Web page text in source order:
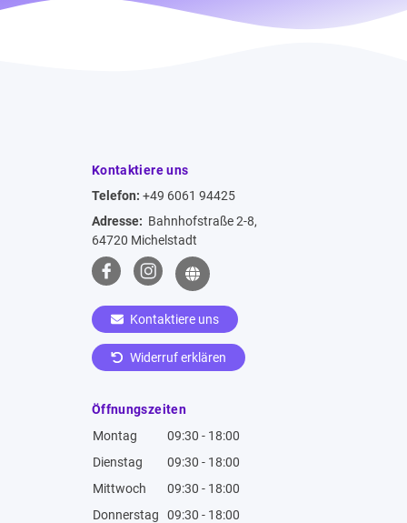
Kontaktiere uns
Telefon: +49 6061 94425
Adresse: Bahnhofstraße 2-8,
64720 Michelstadt
Kontaktiere uns
Widerruf erklären
Öffnungszeiten
Montag
09:30 - 18:00
Dienstag
09:30 - 18:00
Mittwoch
09:30 - 18:00
Donnerstag
09:30 - 18:00